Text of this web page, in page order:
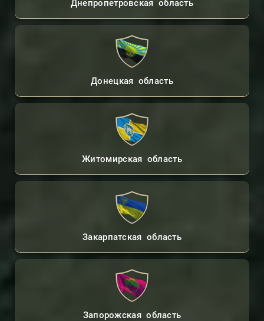
Днепропетровская область
Донецкая область
Житомирская область
Закарпатская область
Запорожская область